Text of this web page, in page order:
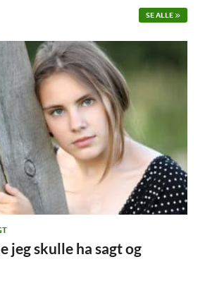
SE ALLE
jeg skulle ha sagt og